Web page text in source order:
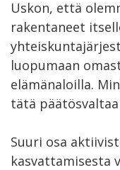
Uskon, että
rakentaneet
luopumaan
elämänaloilla.
tätä
Suuri osa
kasvattamisesta